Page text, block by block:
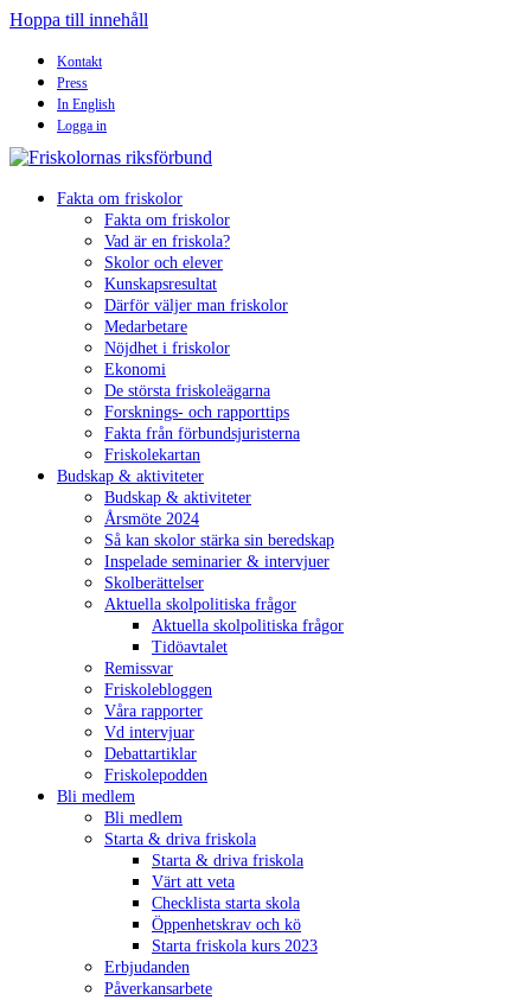
Hoppa till innehåll
Kontakt
Press
In English
Logga in
Fakta om friskolor
Fakta om friskolor
Vad är en friskola?
Skolor och elever
Kunskapsresultat
Därför väljer man friskolor
Medarbetare
Nöjdhet i friskolor
Ekonomi
De största friskoleägarna
Forsknings- och rapporttips
Fakta från förbundsjuristerna
Friskolekartan
Budskap & aktiviteter
Budskap & aktiviteter
Årsmöte 2024
Så kan skolor stärka sin beredskap
Inspelade seminarier & intervjuer
Skolberättelser
Aktuella skolpolitiska frågor
Aktuella skolpolitiska frågor
Tidöavtalet
Remissvar
Friskolebloggen
Våra rapporter
Vd intervjuar
Debattartiklar
Friskolepodden
Bli medlem
Bli medlem
Starta & driva friskola
Starta & driva friskola
Värt att veta
Checklista starta skola
Öppenhetskrav och kö
Starta friskola kurs 2023
Erbjudanden
Påverkansarbete